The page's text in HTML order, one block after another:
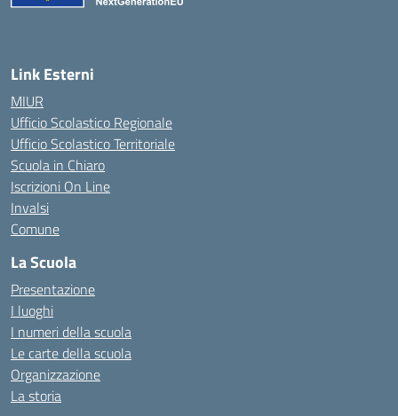
Link Esterni
MIUR
Ufficio Scolastico Regionale
Ufficio Scolastico Territoriale
Scuola in Chiaro
Iscrizioni On Line
Invalsi
Comune
La Scuola
Presentazione
I luoghi
I numeri della scuola
Le carte della scuola
Organizzazione
La storia